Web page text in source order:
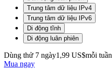
Trung tâm dữ liệu IPv4
Trung tâm dữ liệu IPv6
Di động tĩnh
Di động luân phiên
Dùng thử 7 ngày1,99 US$mỗi tuần
Mua ngay